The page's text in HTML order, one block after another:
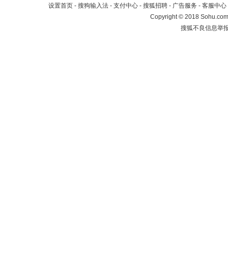
设置首页 - 搜狗输入法 - 支付中心 - 搜狐招聘 - 广告服务 - 客服中心
Copyright©2018
搜狐不良信息举